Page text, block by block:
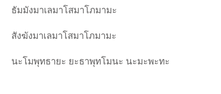
ธัมมังมาเลมาโสมาโภมามะ
สังฆังมาเลมาโสมาโภมามะ
นะโมพุทธายะ ยะธาพุทโมนะ นะมะพะทะ